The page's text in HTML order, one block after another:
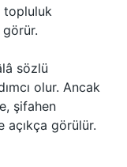
topluluk
görür.
sözlü
olur. Ancak
şifahen
açıkça görülür.